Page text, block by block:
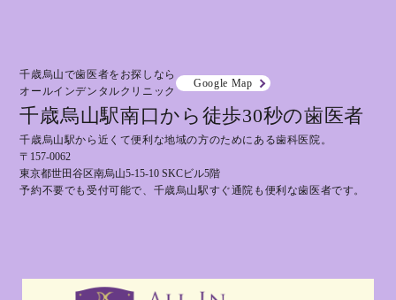
千歳烏山で歯医者をお探しなら
オールインデンタルクリニック
Google Map
千歳烏山駅南口から徒歩30秒の歯医者
千歳烏山駅から近くて便利な地域の方のためにある歯科医院。
〒157-0062
東京都世田谷区南烏山5-15-10 SKCビル5階
予約不要でも受付可能で、千歳烏山駅すぐ通院も便利な歯医者です。